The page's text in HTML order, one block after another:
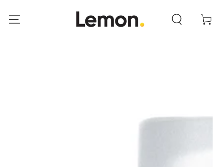
CONTENIDO
Carrito